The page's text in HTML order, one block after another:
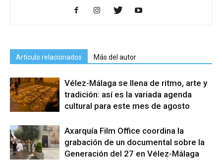
Artículo relacionados Más del autor
Vélez-Málaga se llena de ritmo, arte y
tradición: así es la variada agenda
cultural para este mes de agosto
Axarquía Film Office coordina la
grabación de un documental sobre la
Generación del 27 en Vélez-Málaga